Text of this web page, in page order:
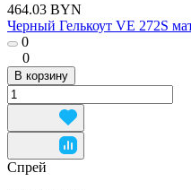
464.03 BYN
Черный Гелькоут VE 272S
0
0
В корзину
Спрей